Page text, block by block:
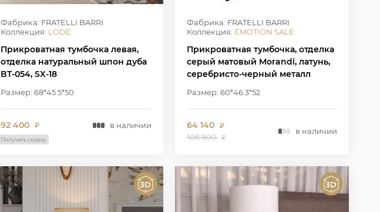
Фабрика: FRATELLI BARRI
Коллекция: LODE
Прикроватная тумбочка левая,
отделка натуральный шпон дуба
BT-054, SX-18
Размер: 68*45.5*50
92 400 ₽ в наличии
Получить скидку
Фабрика: FRATELLI BARRI
Коллекция: EMOTION SALE
Прикроватная тумбочка, отделка
серый матовый Morandi, латунь,
серебристо-черный металл
Размер: 60*46.3*52
64 140 ₽
106 900 ₽
в наличии